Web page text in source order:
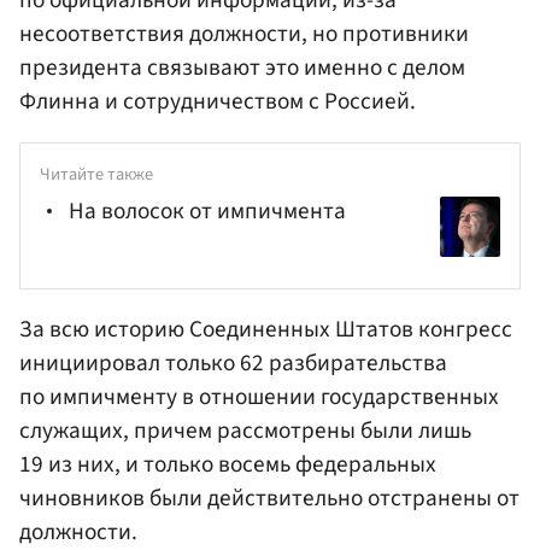
несоответствия должности, но противники
президента связывают это именно с делом
Флинна и сотрудничеством с Россией.
Читайте также
На волосок от импичмента
За всю историю Соединенных Штатов конгресс
инициировал только 62 разбирательства
по импичменту в отношении государственных
служащих, причем рассмотрены были лишь
19 из них, и только восемь федеральных
чиновников были действительно отстранены от
должности.